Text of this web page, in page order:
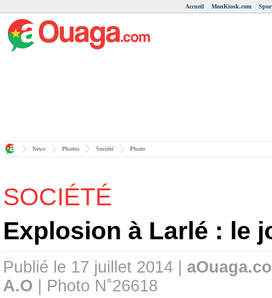
Accueil MonKiosk.com
News Photos Société Photo
SOCIÉTÉ
Explosion à Larlé : le
Publié le 17 juillet 2014 |
A.O | Photo N˚26618